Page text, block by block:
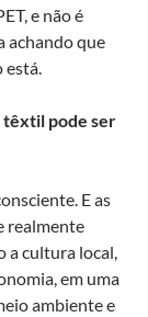
e não é
achando que
está.
têxtil pode ser
E as
realmente
a cultura local,
em uma
ambiente e